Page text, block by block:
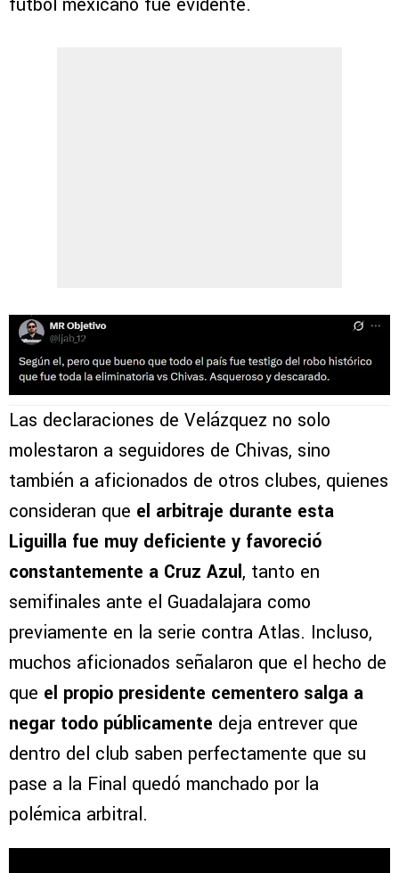
Las declaraciones de Velázquez no solo
molestaron a seguidores de Chivas, sino
también a aficionados de otros clubes, quienes
consideran que el arbitraje durante esta
Liguilla fue muy deficiente y favoreció
constantemente a Cruz Azul, tanto en
semifinales ante el Guadalajara como
previamente en la serie contra Atlas. Incluso,
muchos aficionados señalaron que el hecho de
que el propio presidente cementero salga a
negar todo públicamente deja entrever que
dentro del club saben perfectamente que su
pase a la Final quedó manchado por la
polémica arbitral.